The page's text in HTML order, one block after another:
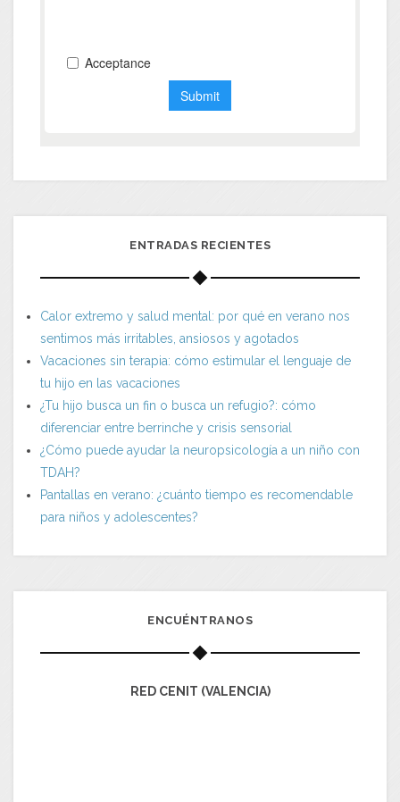
ENTRADAS RECIENTES
Calor extremo y salud mental: por qué en verano nos
sentimos más irritables, ansiosos y agotados
Vacaciones sin terapia: cómo estimular el lenguaje de
tu hijo en las vacaciones
¿Tu hijo busca un fin o busca un refugio?: cómo
diferenciar entre berrinche y crisis sensorial
¿Cómo puede ayudar la neuropsicología a un niño con
TDAH?
Pantallas en verano: ¿cuánto tiempo es recomendable
para niños y adolescentes?
ENCUÉNTRANOS
RED CENIT (VALENCIA)